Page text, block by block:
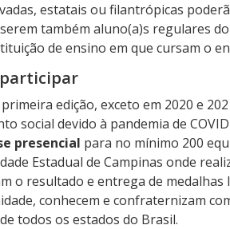
estatais ou filantrópicas
também aluno(a)s regulares
de ensino em que cursam o
edição, exceto em 2020 e
social devido à pandemia de
presencial para no mínimo 200
Estadual de Campinas onde
o resultado e entrega de
conhecem e confraternizam
todos os estados do Brasil.